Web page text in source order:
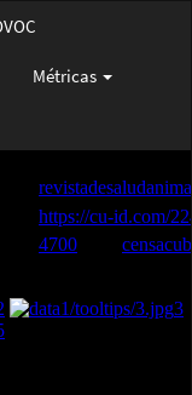
Métricas